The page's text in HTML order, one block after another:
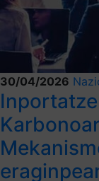
30/04/2026